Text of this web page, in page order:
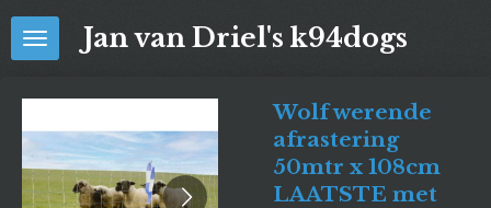
Ga
direct
Jan van Driel's k94dogs
Wolf werende
afrastering
50mtr x 108cm
LAATSTE met